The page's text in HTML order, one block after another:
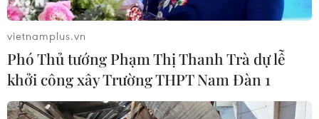
thiên tai ở xã Trà Leng, tỉnh Quảng Nam.
vietnamplus.vn
Phó Thủ tướng Phạm Thị Thanh Trà dự lễ
khởi công xây Trường THPT Nam Đàn 1